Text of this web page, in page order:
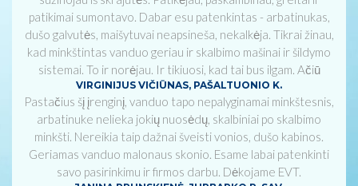
patikimai sumontavo. Dabar esu patenkintas - arbatinukas,
dušo galvutės, maišytuvai neapsineša, nekalkėja. Tikrai žinau,
kad minkštintas vanduo geriau ir skalbimo mašinai ir šildymo
sistemai. To ir norėjau. Ir tikiuosi, kad tai bus ilgam. Ačiū
VIRGINIJUS VIČIŪNAS, PAŠALTUONIO K.
Pastačius šį įrenginį, vanduo tapo nepalyginamai minkštesnis,
arbatinuke nelieka jokių nuosėdų, skalbiniai po skalbimo
minkšti. Nereikia taip dažnai šveisti vonios, dušo kabinos.
Geriamas vanduo malonaus skonio. Esame labai patenkinti
savo pasirinkimu ir firmos darbu. Dėkojame EVT.